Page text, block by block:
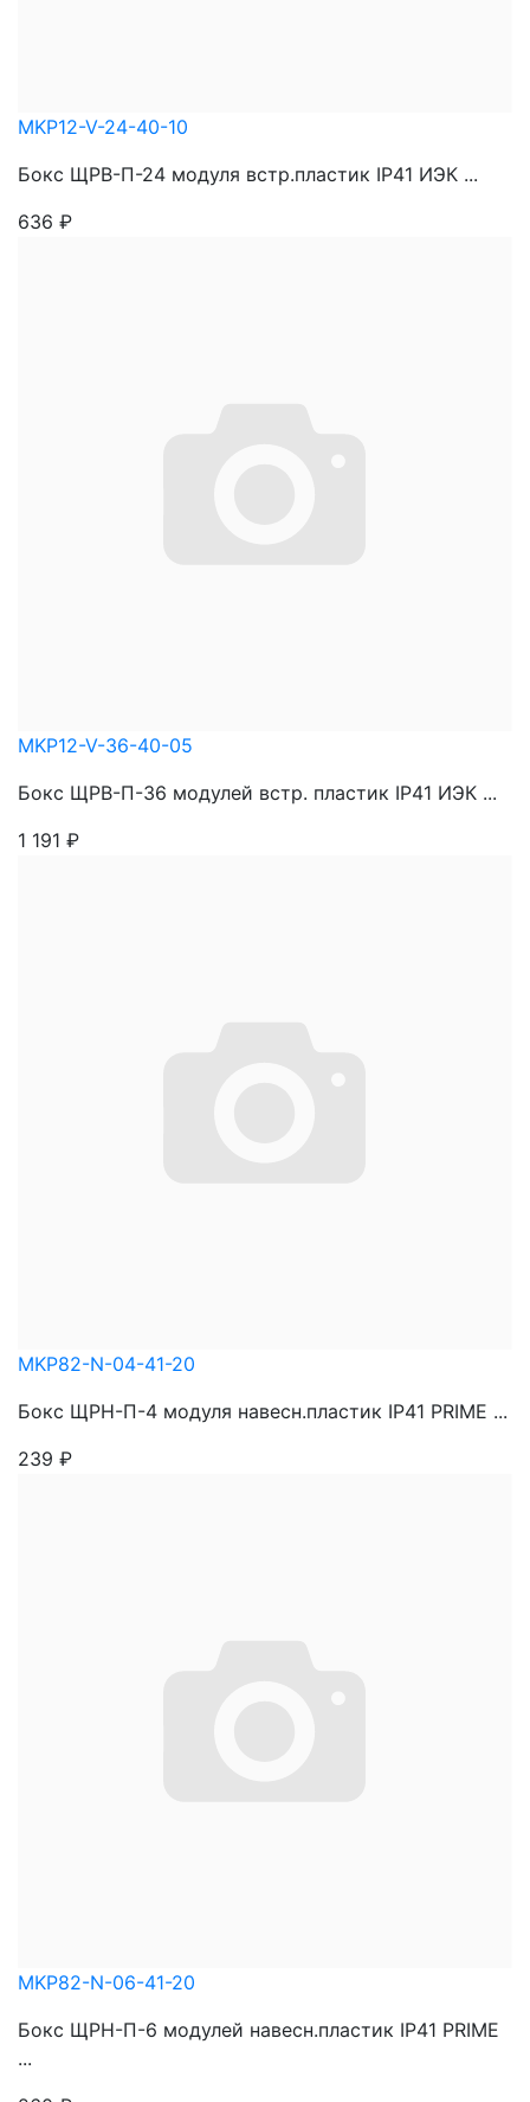
MKP12-V-24-40-10
Бокс ЩРВ-П-24 модуля встр.пластик IP41 ИЭК ...
636 ₽
MKP12-V-36-40-05
Бокс ЩРВ-П-36 модулей встр. пластик IP41 ИЭК ...
1 191 ₽
MKP82-N-04-41-20
Бокс ЩРН-П-4 модуля навесн.пластик IP41 PRIME ...
239 ₽
MKP82-N-06-41-20
Бокс ЩРН-П-6 модулей навесн.пластик IP41 PRIME
...